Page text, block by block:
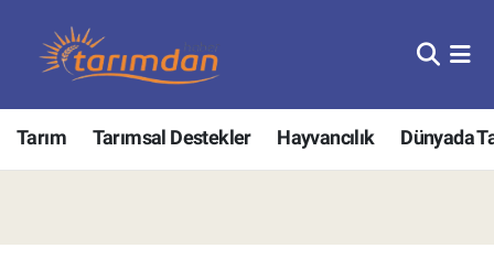
Tarım Tarımsal Destekler Hayvancılık Dünyada
Tarım
Hayvancılık
Nöbetçi Eczaneler
Hava Durumu